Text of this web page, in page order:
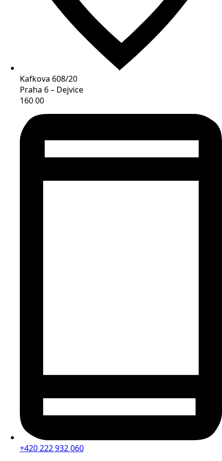
Kafkova 608/20
Praha 6 – Dejvice
160 00
+420 222 932 060